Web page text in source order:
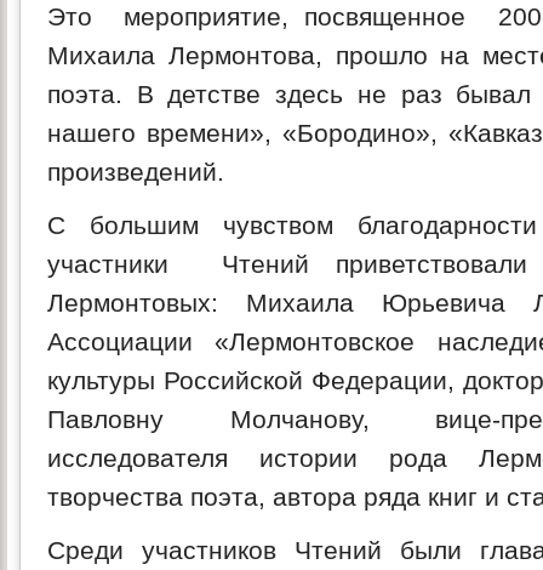
Это мероприятие, посвященное
Михаила Лермонтова, прошло на
поэта. В детстве здесь не раз
нашего времени», «Бородино»,
произведений.
С большим чувством
участники Чтений
Лермонтовых: Михаила Юрьевича
Ассоциации «Лермонтовское
культуры Российской Федерации,
Павловну Молчанову, вице-
исследователя истории рода
творчества поэта, автора ряда книг и
Среди участников Чтений были